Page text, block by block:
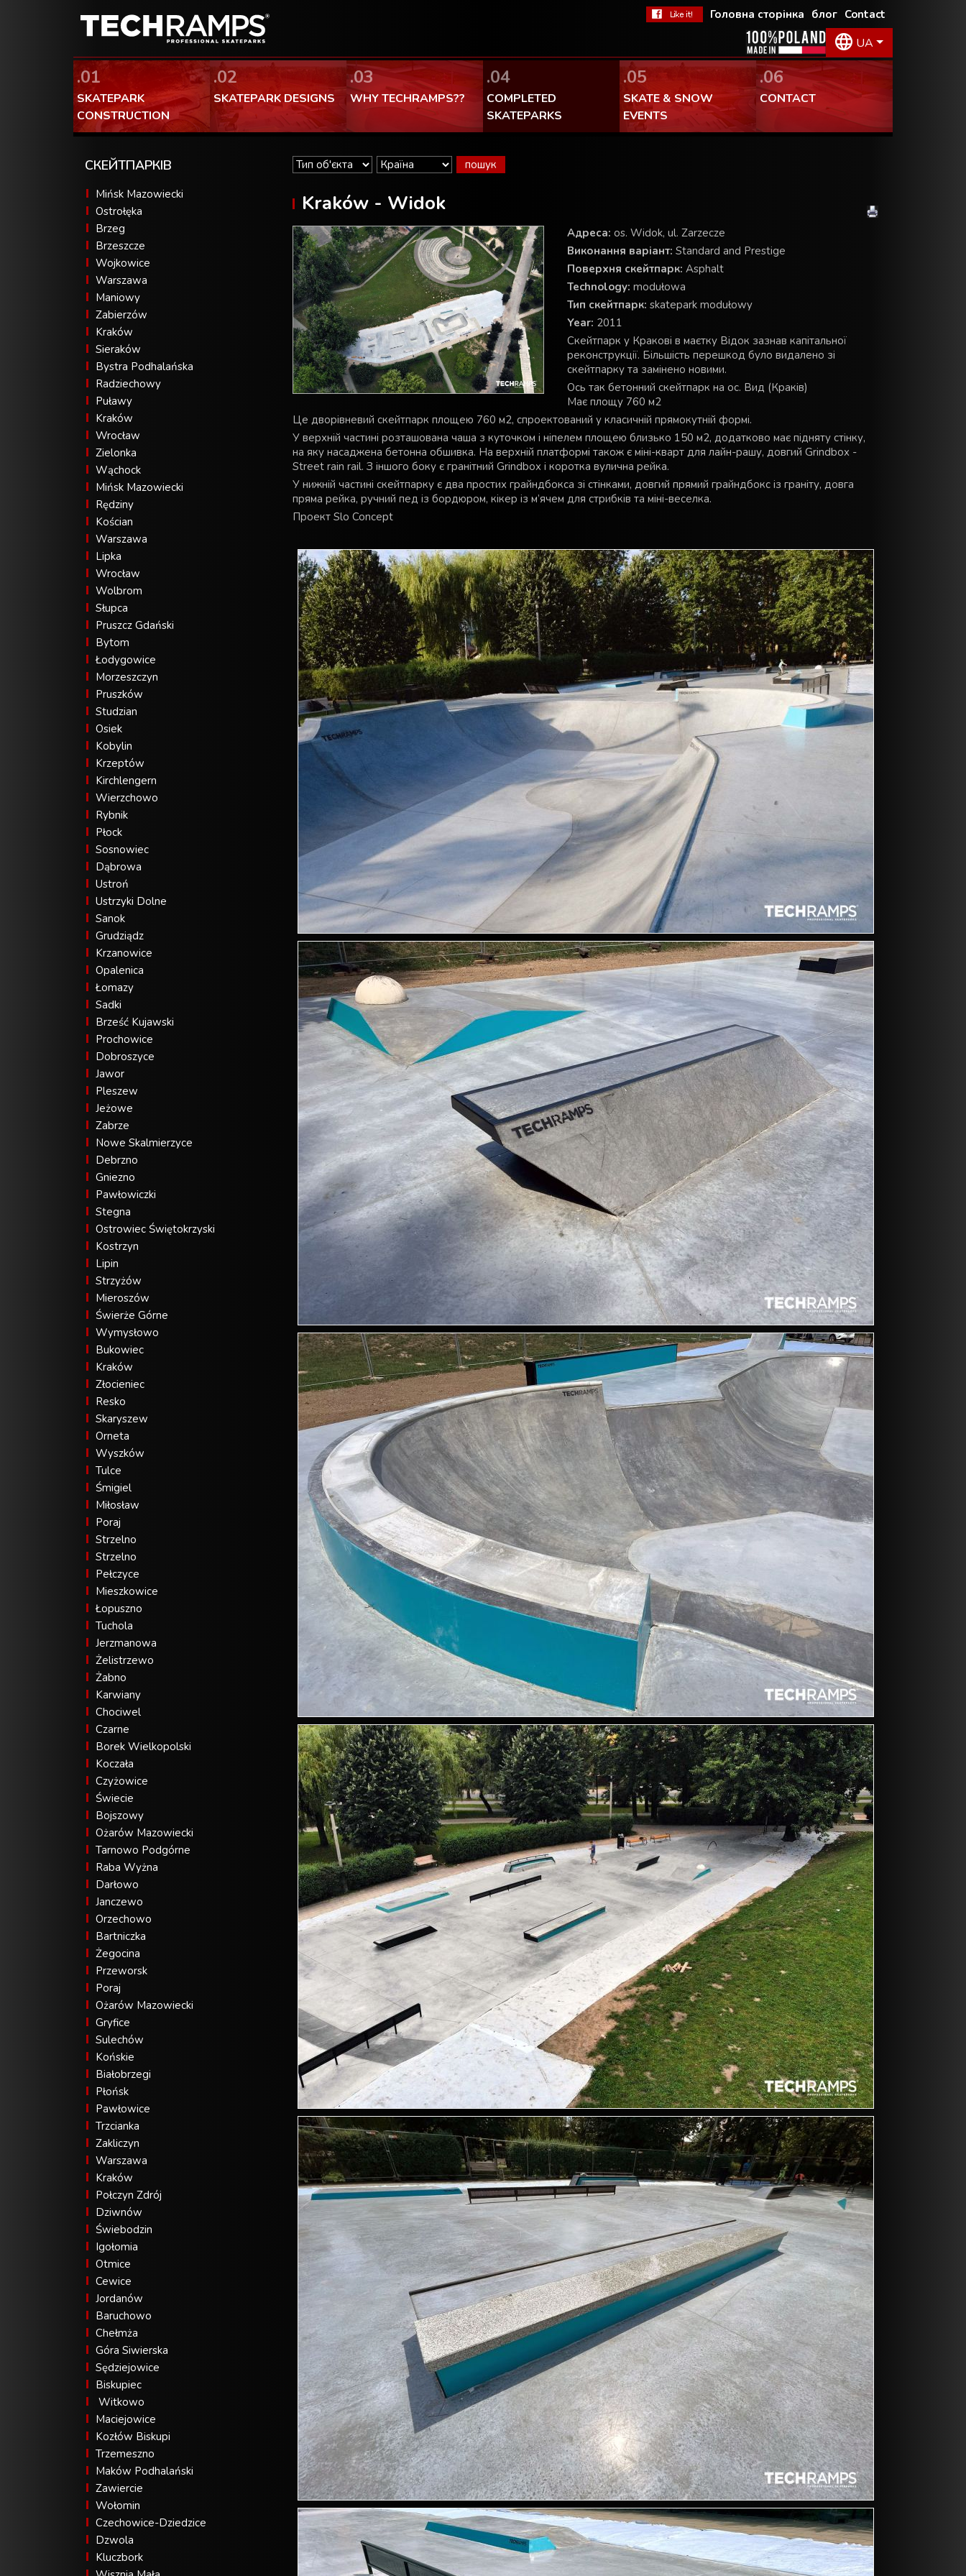
Contact
блог
Головна сторінка
UA
.01
SKATEPARK
CONSTRUCTION
.02
SKATEPARK DESIGNS
.03
WHY TECHRAMPS??
.04
COMPLETED
SKATEPARKS
.05
SKATE & SNOW
EVENTS
.06
CONTACT
СКЕЙТПАРКІВ
Mińsk Mazowiecki
Ostrołęka
Brzeg
Brzeszcze
Wojkowice
Warszawa
Maniowy
Zabierzów
Kraków
Sieraków
Bystra Podhalańska
Radziechowy
Puławy
Kraków
Wrocław
Zielonka
Wąchock
Mińsk Mazowiecki
Rędziny
Kościan
Warszawa
Lipka
Wrocław
Wolbrom
Słupca
Pruszcz Gdański
Bytom
Łodygowice
Morzeszczyn
Pruszków
Studzian
Osiek
Kobylin
Krzeptów
Kirchlengern
Wierzchowo
Rybnik
Płock
Sosnowiec
Dąbrowa
Ustroń
Ustrzyki Dolne
Sanok
Grudziądz
Krzanowice
Opalenica
Łomazy
Sadki
Brześć Kujawski
Prochowice
Dobroszyce
Jawor
Pleszew
Jeżowe
Zabrze
Nowe Skalmierzyce
Debrzno
Gniezno
Pawłowiczki
Stegna
Ostrowiec Świętokrzyski
Kostrzyn
Lipin
Strzyżów
Mieroszów
Świerże Górne
Wymysłowo
Bukowiec
Kraków
Złocieniec
Resko
Skaryszew
Orneta
Wyszków
Tulce
Śmigiel
Miłosław
Poraj
Strzelno
Strzelno
Pełczyce
Mieszkowice
Łopuszno
Tuchola
Jerzmanowa
Żelistrzewo
Żabno
Karwiany
Chociwel
Czarne
Borek Wielkopolski
Koczała
Czyżowice
Świecie
Bojszowy
Ożarów Mazowiecki
Tarnowo Podgórne
Raba Wyżna
Darłowo
Janczewo
Orzechowo
Bartniczka
Żegocina
Przeworsk
Poraj
Ożarów Mazowiecki
Gryfice
Sulechów
Końskie
Białobrzegi
Płońsk
Pawłowice
Trzcianka
Zakliczyn
Warszawa
Kraków
Połczyn Zdrój
Dziwnów
Świebodzin
Igołomia
Otmice
Cewice
Jordanów
Baruchowo
Chełmża
Góra Siwierska
Sędziejowice
Biskupiec
Witkowo
Maciejowice
Kozłów Biskupi
Trzemeszno
Maków Podhalański
Zawiercie
Wołomin
Czechowice-Dziedzice
Dzwola
Kluczbork
Kraków - Widok
Aдреса: os. Widok, ul. Zarzecze
Виконання варіант: Standard and Prestige
Поверхня скейтпарк: Asphalt
Technology: modułowa
Тип скейтпарк: skatepark modułowy
Year: 2011
Скейтпарк у Кракові в маєтку Відок зазнав капітальної
реконструкції. Більшість перешкод було видалено зі
скейтпарку та замінено новими.
Ось так бетонний скейтпарк на ос. Вид (Краків)
Має площу 760 м2
Це дворівневий скейтпарк площею 760 м2, спроектований у класичній прямокутній формі.
У верхній частині розташована чаша з куточком і ніпелем площею близько 150 м2, додатково має підняту стінку,
на яку насаджена бетонна обшивка. На верхній платформі також є міні-кварт для лайн-рашу, довгий Grindbox -
Street rain rail. З іншого боку є гранітний Grindbox і коротка вулична рейка.
У нижній частині скейтпарку є два простих грайндбокса зі стінками, довгий прямий грайндбокс із граніту, довга
пряма рейка, ручний пед із бордюром, кікер із м’ячем для стрибків та міні-веселка.
Проект Slo Concept